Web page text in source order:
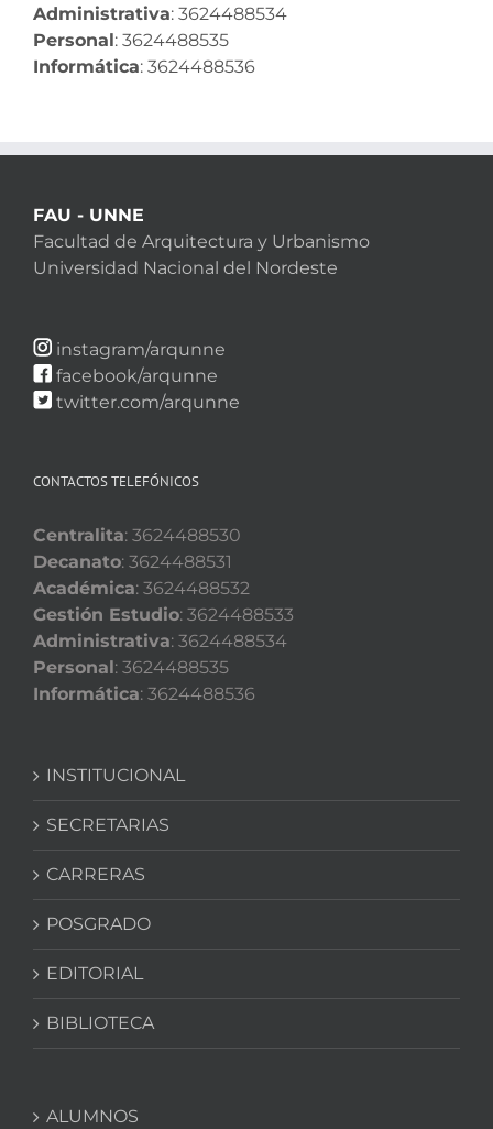
Administrativa: 3624488534
Personal : 3624488535
Informática: 3624488536
FAU - UNNE
Facultad de Arquitectura y Urbanismo
Universidad Nacional del Nordeste
instagram/arqunne
facebook/arqunne
twitter.com/arqunne
CONTACTOS TELEFÓNICOS
Centralita: 3624488530
Decanato: 3624488531
Académica: 3624488532
Gestión Estudio: 3624488533
Administrativa: 3624488534
Personal : 3624488535
Informática: 3624488536
INSTITUCIONAL
SECRETARIAS
CARRERAS
POSGRADO
EDITORIAL
BIBLIOTECA
ALUMNOS